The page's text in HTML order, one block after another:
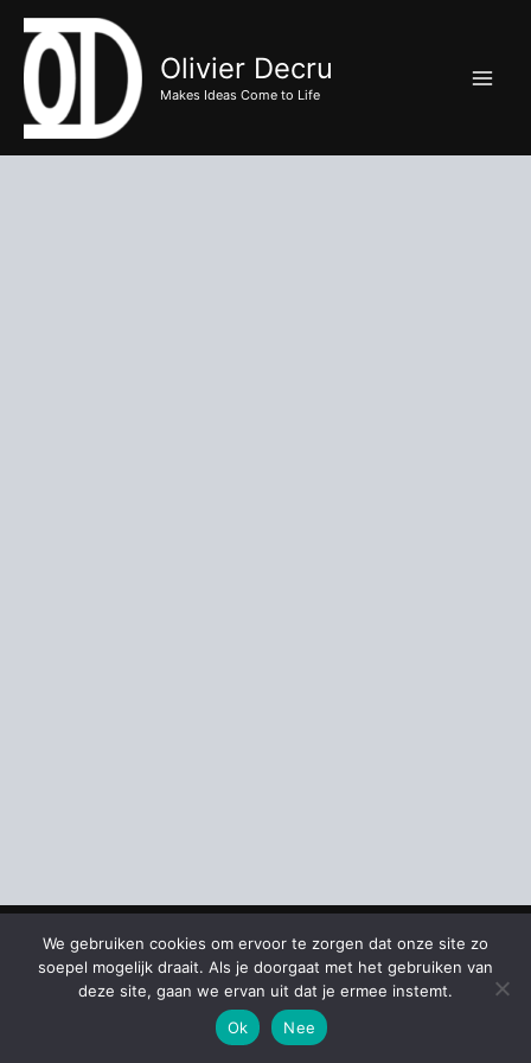
naar
inhoud
Olivier Decru
Makes Ideas Come to Life
Copyright © 2026 Olivier Decru
Privacybeleid
Disclaimer
We gebruiken cookies om ervoor te zorgen dat onze site zo
soepel mogelijk draait. Als je doorgaat met het gebruiken van
deze site, gaan we ervan uit dat je ermee instemt.
Ok
Nee